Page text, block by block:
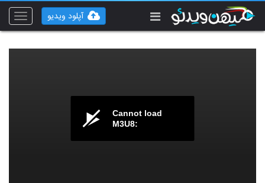
Toggle
آپلود ویدیو
Cannot load
M3U8: